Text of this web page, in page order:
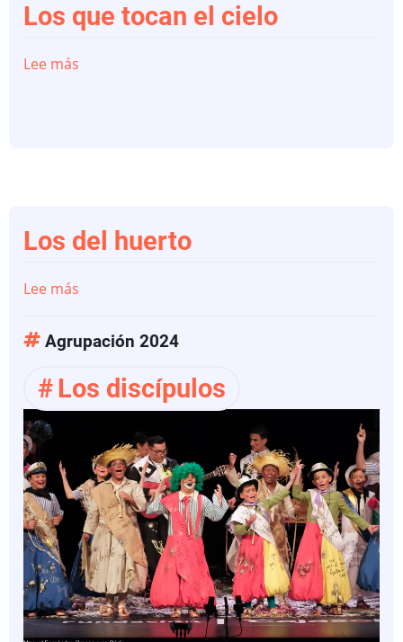
Los que tocan el cielo
Lee más
Los del huerto
Lee más
del
Agrupación 2024
Los discípulos